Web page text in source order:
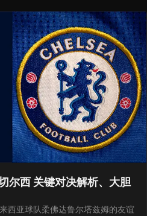
尔西 关键对决解析、大胆
西亚球队柔佛达鲁尔塔兹姆的友谊